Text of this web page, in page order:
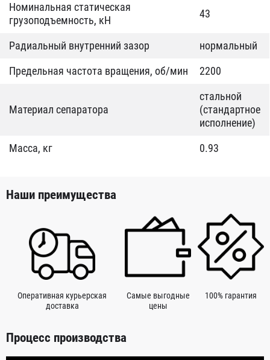
Номинальная статическая
грузоподъемность, кН
43
Радиальный внутренний зазор
нормальный
Предельная частота вращения, об/мин
2200
Материал сепаратора
стальной
(стандартное
исполнение)
Масса, кг
0.93
Наши преимущества
Оперативная курьерская
доставка
Самые выгодные
цены
100% гарантия
Процесс производства